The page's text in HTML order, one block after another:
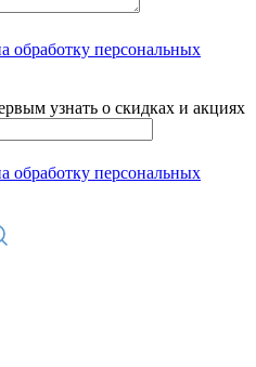
обработку персональных
узнать о скидках и акциях
обработку персональных